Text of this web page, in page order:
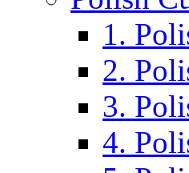
1.
2.
3.
4.